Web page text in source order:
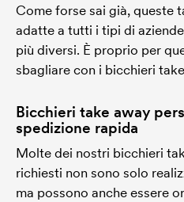
Come forse sai già, queste
adatte a tutti i tipi di
più diversi. È proprio per
sbagliare con i bicchieri
Bicchieri take away
spedizione rapida
Molte dei nostri bicchieri
richiesti non sono solo
ma possono anche essere